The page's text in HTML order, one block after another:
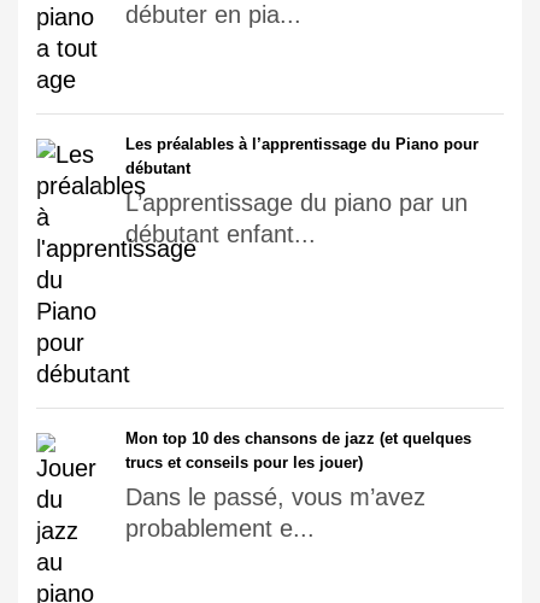
débuter en pia...
Les préalables à l’apprentissage du Piano pour
débutant
L’apprentissage du piano par un
débutant enfant...
Mon top 10 des chansons de jazz (et quelques
trucs et conseils pour les jouer)
Dans le passé, vous m’avez
probablement e...